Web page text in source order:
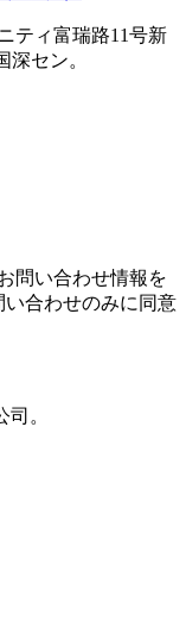
ティ富瑞路11号新
セン。
問い合わせ情報を
合わせのみに同意
。